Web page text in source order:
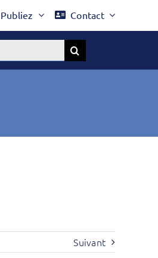
Publiez Contact
Suivant